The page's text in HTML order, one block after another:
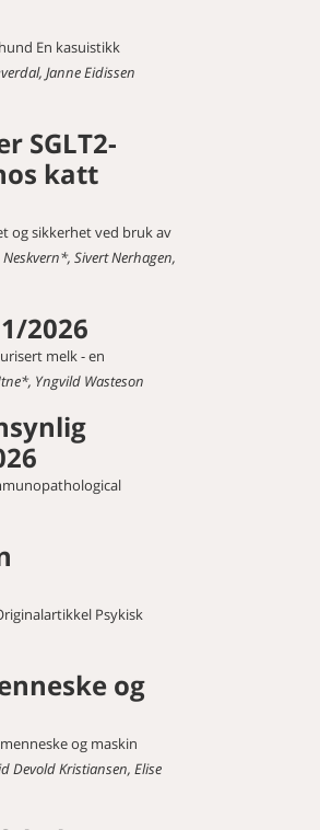
En kasuistikk
Janne Eidissen
SGLT2-
katt
og sikkerhet ved bruk av
Sivert Nerhagen,
2026
melk - en
Yngvild Wasteson
Psykisk
og
og maskin
Devold Kristiansen, Elise